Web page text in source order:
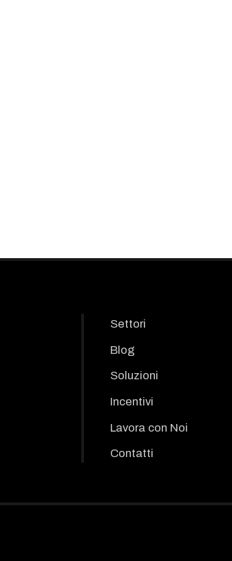
Settori
Blog
Soluzioni
Incentivi
Lavora con Noi
Contatti